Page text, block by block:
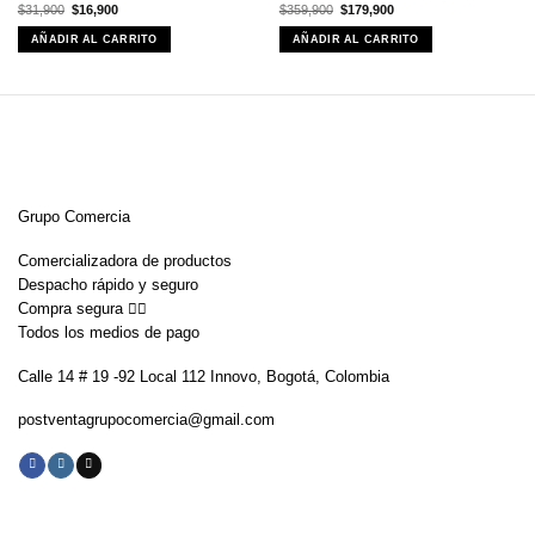
$31,900 El
precio
original
era:
$31,900.
$16,900El
actual
es:
$16,900.
AÑADIR AL CARRITO
$359,900 El
precio
original
era:
$359,900.
$179,900El
actual
es:
$179,900.
AÑADIR AL CARRITO
Grupo Comercia
Comercializadora de productos
Despacho rápido y seguro
Compra segura 👇🏼
Todos los medios de pago
Calle 14 # 19 -92 Local 112 Innovo, Bogotá, Colombia
postventagrupocomercia@gmail.com